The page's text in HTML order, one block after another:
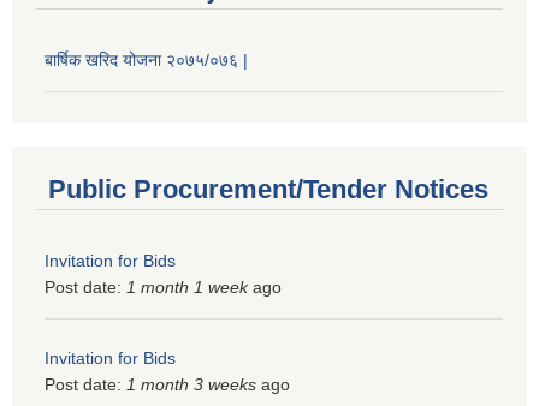
बार्षिक खरिद योजना २०७५/०७६ |
Public Procurement/Tender Notices
Invitation for Bids
Post date: 1 month 1 weekago
Invitation for Bids
Post date: 1 month 3 weeks ago